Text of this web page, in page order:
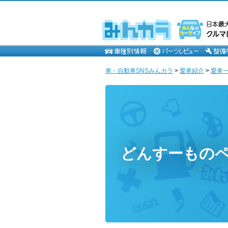
車・自動車SNSみんカラ > 愛車紹介 > 愛車
どんすーもの